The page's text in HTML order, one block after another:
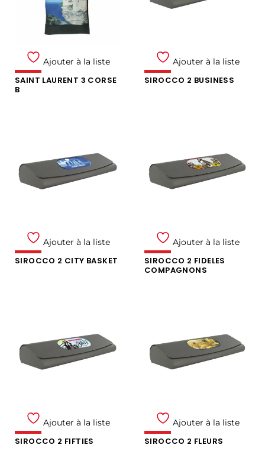
Ajouter à la liste
SAINT LAURENT 3 CORSE
B
Ajouter à la liste
SIROCCO 2 BUSINESS
Ajouter à la liste
SIROCCO 2 CITY BASKET
Ajouter à la liste
SIROCCO 2 FIDELES
COMPAGNONS
Ajouter à la liste
SIROCCO 2 FIFTIES
Ajouter à la liste
SIROCCO 2 FLEURS